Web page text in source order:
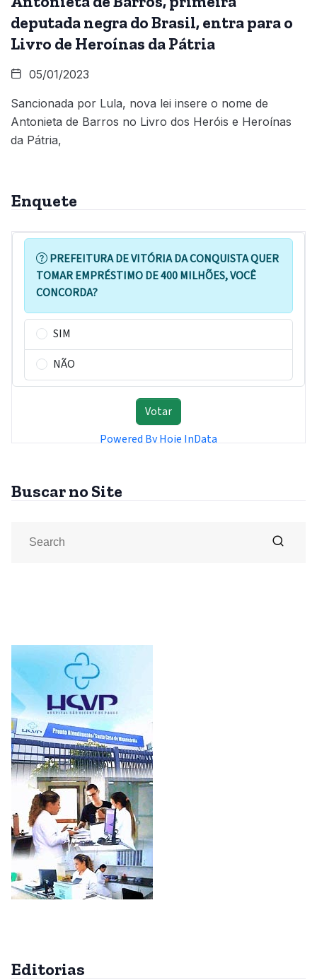
deputada negra do Brasil, entra para o
Livro de Heroínas da Pátria
05/01/2023
Sancionada por Lula, nova lei insere o nome de
Antonieta de Barros no Livro dos Heróis e Heroínas
da Pátria,
Enquete
Buscar no Site
Editorias